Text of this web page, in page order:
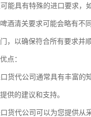
能具有特殊的进口要求，
酒清关要求可能会略有不
，以确保符合所有要求并
点：
货代公司通常具有丰富
供的建议和支持。
货代公司可以为您提供